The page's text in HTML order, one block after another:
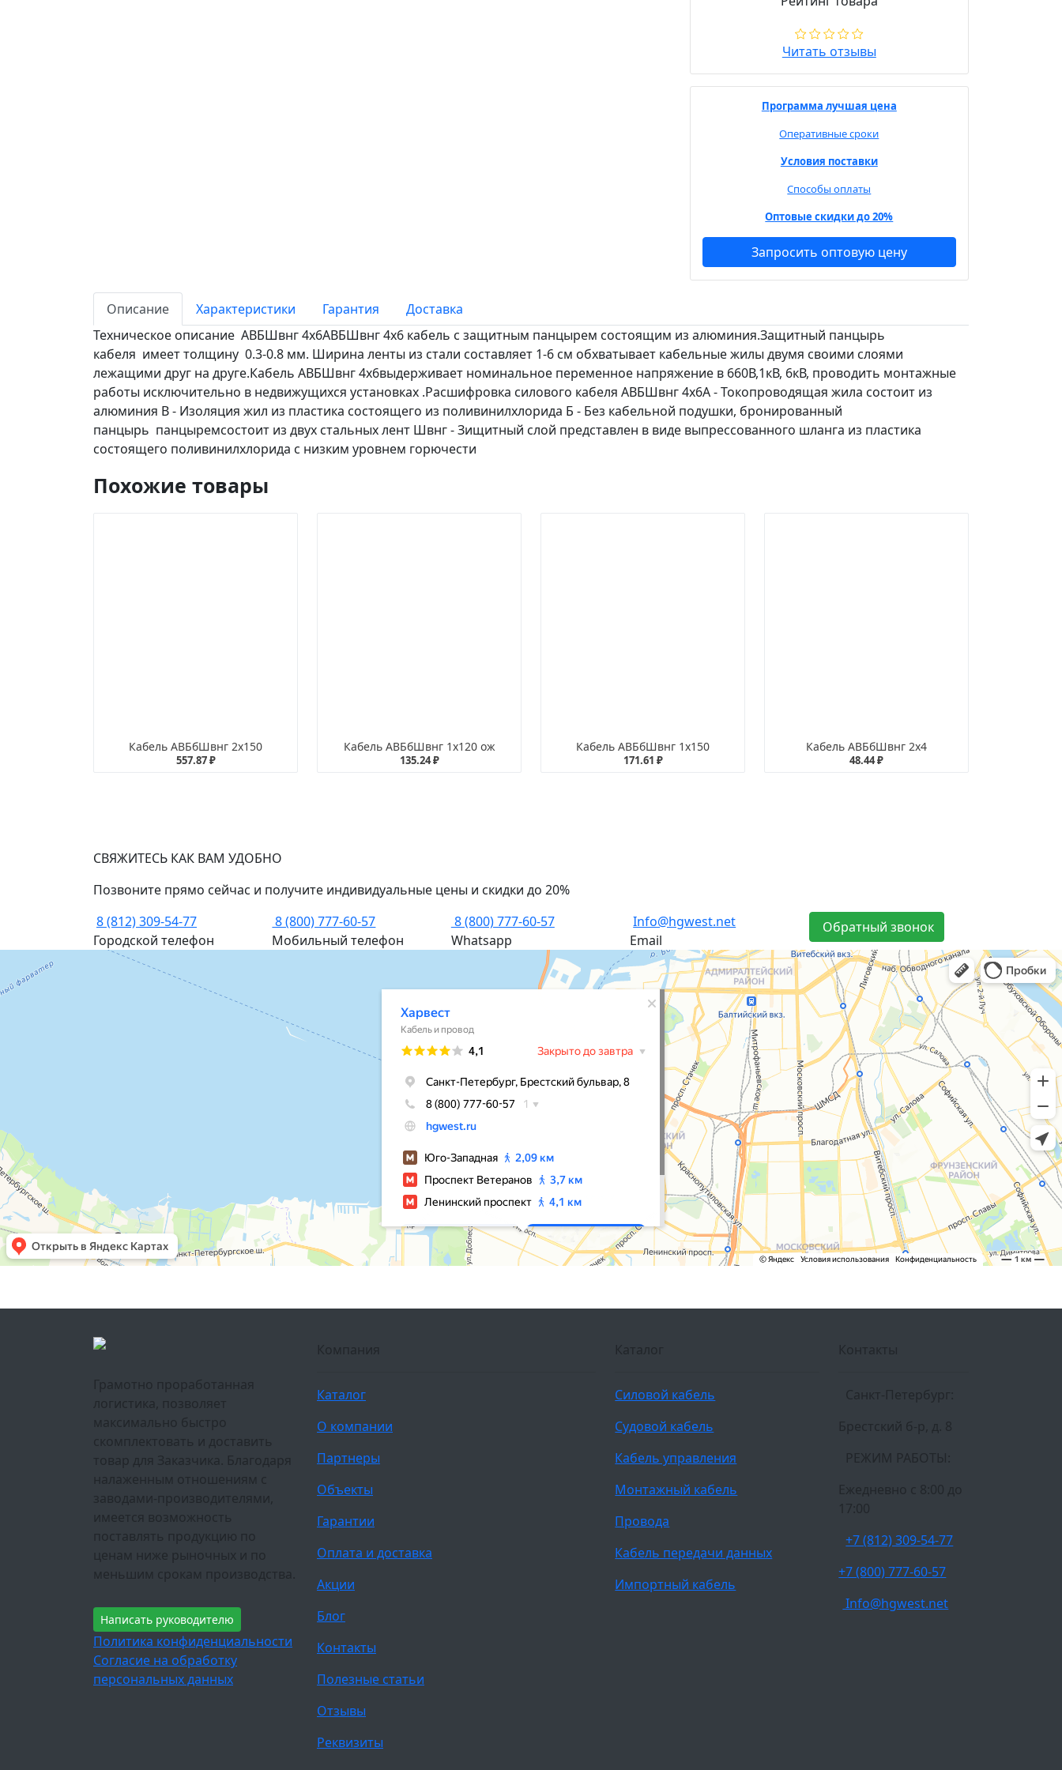
Читать отзывы
Программа лучшая цена
Оперативные сроки
Условия поставки
Способы оплаты
Оптовые скидки до 20%
Запросить оптовую цену
Описание Характеристики Гарантия
Доставка
Техническое описание АВБШвнг 4х6АВБШвнг 4х6 кабель с защитным панцырем состоящим из алюминия.Защитный панцырь
кабеля имеет толщину 0.3-0.8 мм. Ширина ленты из стали составляет 1-6 см обхватывает кабельные жилы двумя своими слоями
лежащими друг на друге.Кабель АВБШвнг 4х6выдерживает номинальное переменное напряжение в 660В,1кВ, 6кВ, проводить монтажные
работы исключительно в недвижущихся установках .Расшифровка силового кабеля АВБШвнг 4х6А - Токопроводящая жила состоит из
алюминия В - Изоляция жил из пластика состоящего из поливинилхлорида Б - Без кабельной подушки, бронированный
панцырь панцыремсостоит из двух стальных лент Швнг - Зищитный слой представлен в виде выпрессованного шланга из пластика
состоящего поливинилхлорида с низким уровнем горючести
Похожие товары
Кабель АВБбШвнг 2х150
557.87 ₽
Кабель АВБбШвнг 1х120 ож
135.24 ₽
Кабель АВБбШвнг 1х150
171.61 ₽
Кабель АВБбШвнг 2х4
48.44 ₽
СВЯЖИТЕСЬ КАК ВАМ УДОБНО
Позвоните прямо сейчас и получите индивидуальные цены и скидки до 20%
8 (812) 309-54-77
Городской телефон
8 (800) 777-60-57
Мобильный телефон
8 (800) 777-60-57
Whatsapp
Info@hgwest.net
Email
Обратный звонок
Грамотно проработанная
логистика, позволяет
максимально быстро
скомплектовать и доставить
товар для Заказчика. Благодаря
налаженным отношениям с
заводами-производителями,
имеется возможность
поставлять продукцию по
ценам ниже рыночных и по
меньшим срокам производства.
Написать руководителю
Политика конфиденциальности
Согласие на обработку
персональных данных
Компания
Каталог
О компании
Партнеры
Объекты
Гарантии
Оплата и доставка
Акции
Блог
Контакты
Полезные статьи
Отзывы
Реквизиты
Каталог
Силовой кабель
Судовой кабель
Кабель управления
Монтажный кабель
Провода
Кабель передачи данных
Импортный кабель
Контакты
Санкт-Петербург:
Брестский б-р, д. 8
РЕЖИМ РАБОТЫ:
Ежедневно c 8:00 до
17:00
+7 (812) 309-54-77
+7 (800) 777-60-57
Info@hgwest.net